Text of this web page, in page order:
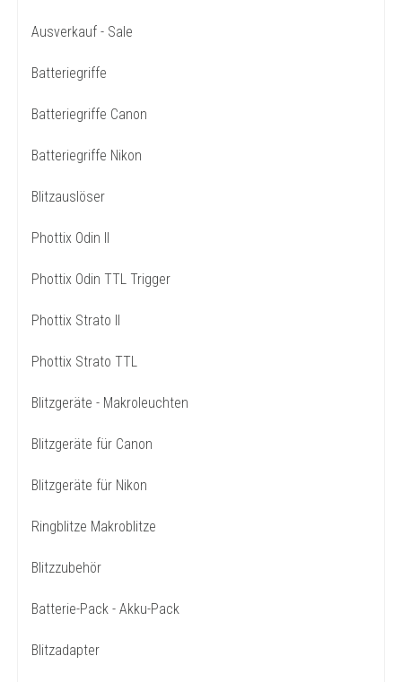
Ausverkauf - Sale
Batteriegriffe
Batteriegriffe Canon
Batteriegriffe Nikon
Blitzauslöser
Phottix Odin II
Phottix Odin TTL Trigger
Phottix Strato II
Phottix Strato TTL
Blitzgeräte - Makroleuchten
Blitzgeräte für Canon
Blitzgeräte für Nikon
Ringblitze Makroblitze
Blitzzubehör
Batterie-Pack - Akku-Pack
Blitzadapter